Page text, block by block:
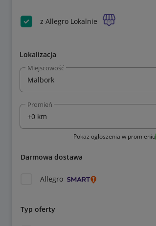
z Allegro Lokalnie
Lokalizacja
Miejscowość
Promień
Pokaż ogłoszenia w promieniu
Darmowa dostawa
Allegro
Typ oferty